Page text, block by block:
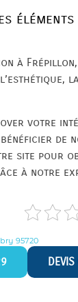
à
votre
bénéficier
site pour
à notre
95720
DEVIS